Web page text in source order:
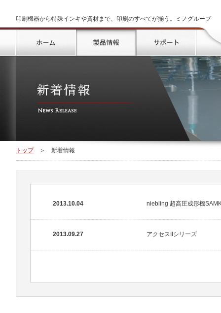
印刷機器から特殊インキや資材まで、印刷のすべてが揃う。ミノグループ
トップ
製品情報 サポート
トップ ＞ 新着情報
2013.10.04 niebling 超高圧成形機
2013.09.27 アクセスIIシリーズ